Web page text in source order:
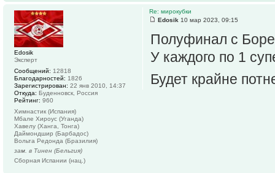
Re: мирокубки
Edosik 10 мар 2023, 09:15
Полуфинал с
У каждого по 1
Будет крайне
Edosik
Эксперт
Сообщений: 12818
Благодарностей: 1826
Зарегистрирован: 22 янв 2010, 14:37
Откуда: Буденновск, Россия
Рейтинг: 960
Химнастик (Испания)
Мбале Хироус (Уганда)
Хавелу (Ханга, Тонга)
Даймондшир (Барбадос)
Вольта Редонда (Бразилия)
зам. в Тинен (Бельгия)
Сборная Испании (нац.)